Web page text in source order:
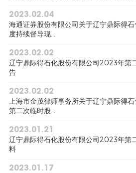
2023.02.04
海通证券股份有限公司关于辽宁鼎际得
度持续督导现...
2023.02.02
辽宁鼎际得石化股份有限公司2023年第
告
2023.02.02
上海市金茂律师事务所关于辽宁鼎际得
第二次临时股...
2023.01.21
辽宁鼎际得石化股份有限公司2023年第
料
2023.01.17